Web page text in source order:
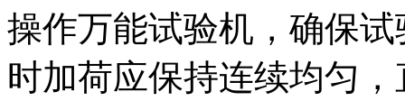
操作万能试验机，确保
时加荷应保持连续均匀